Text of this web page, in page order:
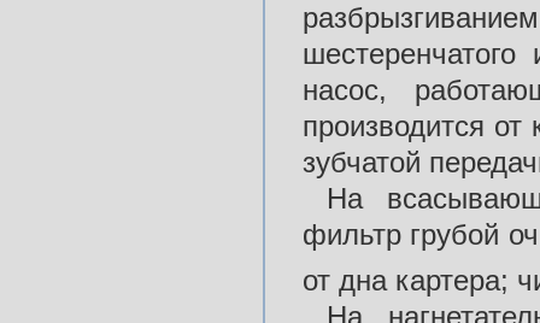
насос,
производится
зубчатой
На
фильтр грубой
от дна картера;
На